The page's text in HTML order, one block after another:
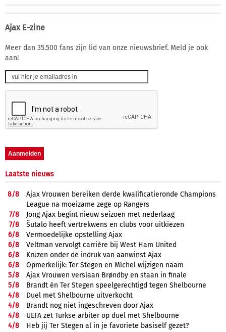
Ajax E-zine
Meer dan 35.500 fans zijn lid van onze nieuwsbrief. Meld je ook
aan!
Laatste nieuws
8/8
Ajax Vrouwen bereiken derde kwalificatieronde Champions
League na moeizame zege op Rangers
7/8
Jong Ajax begint nieuw seizoen met nederlaag
7/8
Šutalo heeft vertrekwens en clubs voor uitkiezen
6/8
Vermoedelijke opstelling Ajax
6/8
Veltman vervolgt carrière bij West Ham United
6/8
Krüzen onder de indruk van aanwinst Ajax
6/8
Opmerkelijk: Ter Stegen en Míchel wijzigen naam
5/8
Ajax Vrouwen verslaan Brøndby en staan in finale
5/8
Brandt én Ter Stegen speelgerechtigd tegen Shelbourne
4/8
Duel met Shelbourne uitverkocht
4/8
Brandt nog niet ingeschreven door Ajax
4/8
UEFA zet Turkse arbiter op duel met Shelbourne
4/8
Heb jij Ter Stegen al in je favoriete basiself gezet?